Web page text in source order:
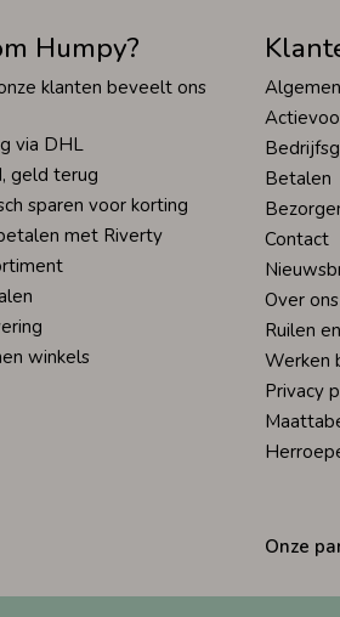
Humpy?
klanten beveelt ons
via DHL
geld terug
sparen voor korting
met Riverty
winkels
Betalen
Contact
Over ons
Ruilen
Werken
Privacy
Onze